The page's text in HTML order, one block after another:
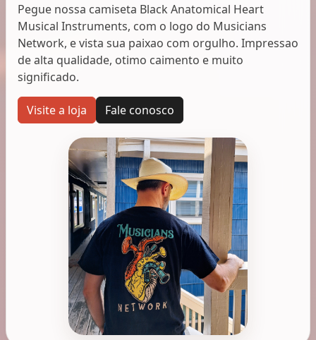
Pegue nossa camiseta Black Anatomical Heart
Musical Instruments, com o logo do Musicians
Network, e vista sua paixao com orgulho. Impressao
de alta qualidade, otimo caimento e muito
significado.
Visite a loja Fale conosco